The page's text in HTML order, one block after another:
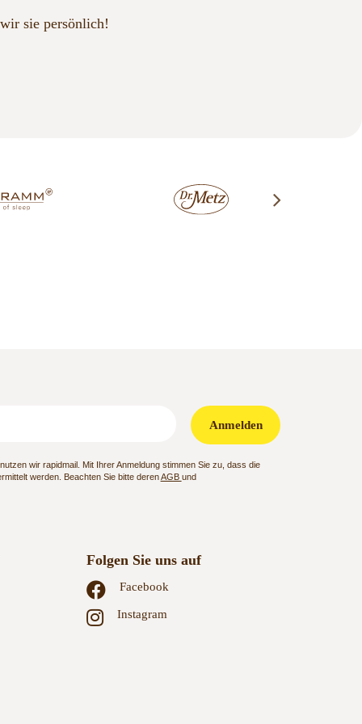
sie persönlich!
Anmelden
wir rapidmail. Mit Ihrer Anmeldung stimmen Sie zu, dass die
werden. Beachten Sie bitte derenAGB und
Folgen Sie uns auf
Facebook
Instagram